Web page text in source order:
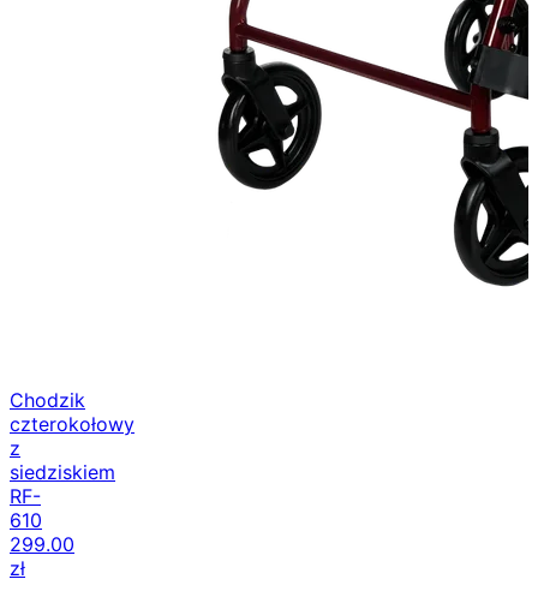
Chodzik
czterokołowy
z
siedziskiem
RF-
610
299.00